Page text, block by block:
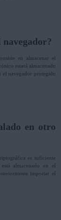
en almacenar el
estará almacenado
el navegador protegido
en otro
es suficiente
almacenado en el
importar el